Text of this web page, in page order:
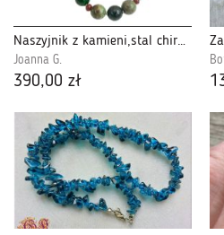
Naszyjnik z kamieni,stal chirurg., szkło Toho
Joanna G.
390,00 zł